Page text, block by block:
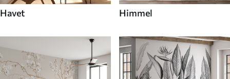
Havet Himmel